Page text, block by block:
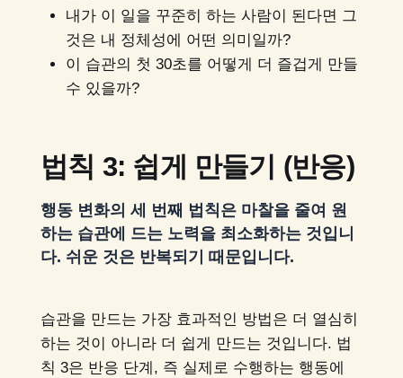
내가 이 일을 꾸준히 하는 사람이 된다면 그
것은 내 정체성에 어떤 의미일까?
이 습관의 첫 30초를 어떻게 더 즐겁게 만들
수 있을까?
법칙 3: 쉽게 만들기 (반응)
행동 변화의 세 번째 법칙은 마찰을 줄여 원
하는 습관에 드는 노력을 최소화하는 것입니
다. 쉬운 것은 반복되기 때문입니다.
습관을 만드는 가장 효과적인 방법은 더 열심히
하는 것이 아니라 더 쉽게 만드는 것입니다. 법
칙 3은 반응 단계, 즉 실제로 수행하는 행동에